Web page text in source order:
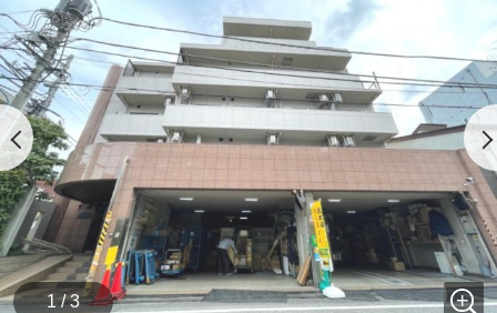
1 / 3